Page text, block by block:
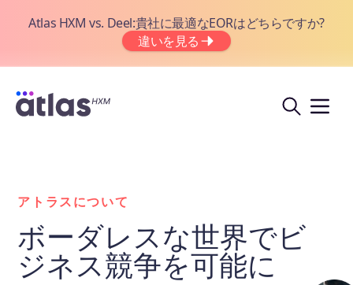
Atlas HXM vs. Deel:貴社に最適なEORはどちらですか?
違いを見る
アトラスについて
ボーダレスな世界でビ
ジネス競争を可能に